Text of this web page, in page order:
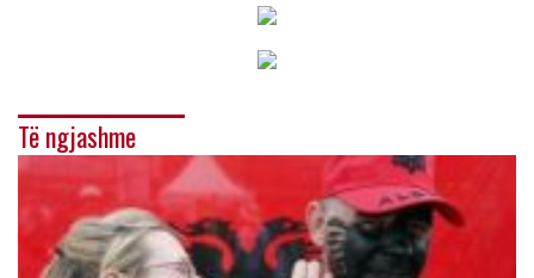
Të ngjashme